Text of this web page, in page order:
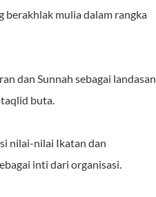
mulia dalam rangka
dan Sunnah sebagai landasan
buta.
nilai-nilai Ikatan dan
inti dari organisasi.